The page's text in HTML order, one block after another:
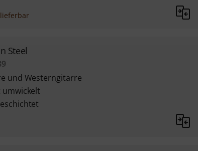
Steel
und Westerngitarre
umwickelt